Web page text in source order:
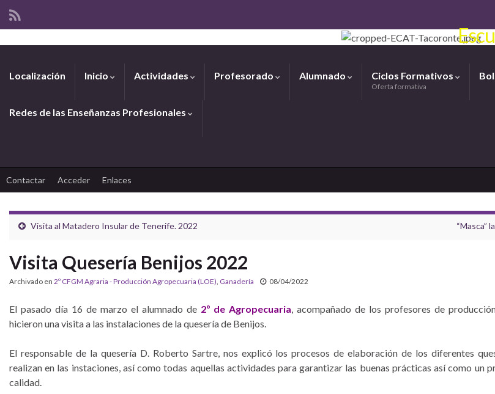
Localización Inicio Actividades Profesorado Alumnado Ciclos Formativos
Oferta formativa
Redes de las Enseñanzas Profesionales
Contactar Acceder Enlaces
Visita al Matadero Insular de Tenerife. 2022 “Masca”
Visita Quesería Benijos 2022
Archivado en 2º CFGM Agraria - Producción Agropecuaria (LOE), Ganadería 08/04/2022
El pasado día 16 de marzo el alumnado de 2º de Agropecuaria, acompañado de los profesores de
hicieron una visita a las instalaciones de la quesería de Benijos.
El responsable de la quesería D. Roberto Sartre, nos explicó los procesos de elaboración de los diferentes
realizan en las instaciones, así como todas aquellas actividades para garantizar las buenas prácticas así como un
calidad.